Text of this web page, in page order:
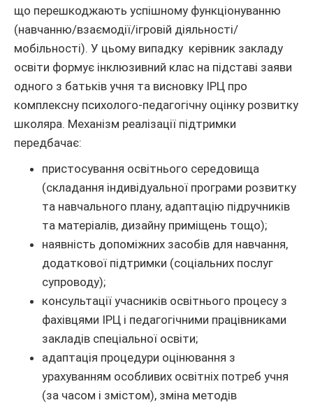
що перешкоджають успішному функціонуванню
(навчанню/взаємодії/ігровій діяльності/
мобільності). У цьому випадку керівник закладу
освіти формує інклюзивний клас на підставі заяви
одного з батьків учня та висновку ІРЦ про
комплексну психолого-педагогічну оцінку розвитку
школяра. Механізм реалізації підтримки
передбачає:
пристосування освітнього середовища
(складання індивідуальної програми розвитку
та навчального плану, адаптацію підручників
та матеріалів, дизайну приміщень тощо);
наявність допоміжних засобів для навчання,
додаткової підтримки (соціальних послуг
супроводу);
консультації учасників освітнього процесу з
фахівцями ІРЦ і педагогічними працівниками
закладів спеціальної освіти;
адаптація процедури оцінювання з
урахуванням особливих освітніх потреб учня
(за часом і змістом), зміна методів